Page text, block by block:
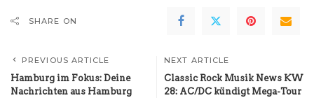
SHARE ON
PREVIOUS ARTICLE
Hamburg im Fokus: Deine
Nachrichten aus Hamburg
NEXT ARTICLE
Classic Rock Musik News KW
28: AC/DC kündigt Mega-Tour